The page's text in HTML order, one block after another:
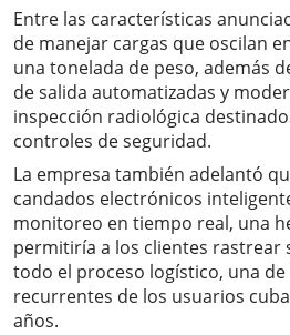
Entre las características
de manejar cargas que oscilan
una tonelada de peso, además
de salida automatizadas y
inspección radiológica
controles de seguridad.
La empresa también adelantó
candados electrónicos
monitoreo en tiempo real, una
permitiría a los clientes rastrear
todo el proceso logístico, una
recurrentes de los usuarios
años.